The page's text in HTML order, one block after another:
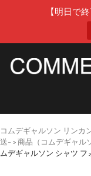
【明日で
コムデギャルソン リンカ
送- > 商品（コムデギャル
ムデギャルソン シャツ フ